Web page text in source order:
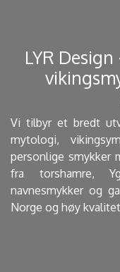
LYR
Vi tilbyr et bredt
mytologi,
personlige smykker
fra torshamre,
navnesmykker og
Norge og høy